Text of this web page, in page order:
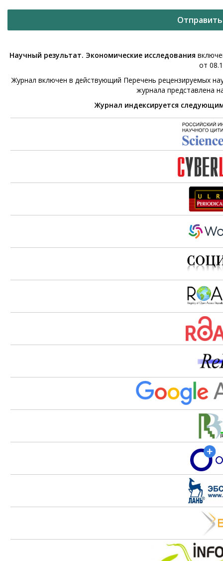
Научный результат. Экономические исследования
от
Журнал включен в действующий Перечень рецензируемых
журнала представлена
Журнал индексируется